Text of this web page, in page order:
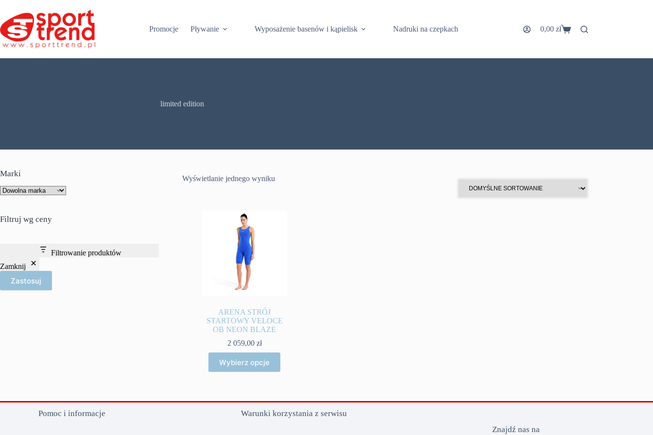
treści
Promocje
Pływanie Wyposażenie basenów i kąpielisk Nadruki na czepkach Koszyk
0,00 zł
limited edition
Wyświetlanie jednego wyniku
ARENA STRÓJ
STARTOWY VELOCE
OB NEON BLAZE
2 059,00 zł
Wybierz opcje
produkt
ma
Opcje
można
wybrać
Marki
Filtruj wg ceny
Filtrowanie produktów
Zamknij
Zastosuj
Pomoc i informacje
Warunki korzystania z serwisu
Znajdź nas na